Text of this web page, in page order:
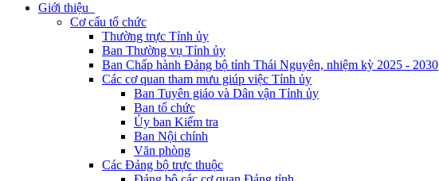
Giới thiệu
Cơ cấu tổ chức
Thường trực Tỉnh ủy
Ban Thường vụ Tỉnh ủy
Ban Chấp hành Đảng bộ tỉnh Thái Nguyên, nhiệm kỳ 2025 - 2030
Các cơ quan tham mưu giúp việc Tỉnh ủy
Ban Tuyên giáo và Dân vận Tỉnh ủy
Ban tổ chức
Ủy ban Kiểm tra
Ban Nội chính
Văn phòng
Các Đảng bộ trực thuộc